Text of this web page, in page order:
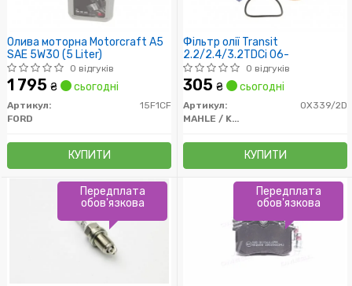
Олива моторна Motorcraft A5
SAE 5W30 (5 Liter)
0 відгуків
1 795 ₴ сьогодні
Артикул:
15F1CF
FORD
КУПИТИ
Фільтр олії Transit
2.2/2.4/3.2TDCi 06-
0 відгуків
305 ₴ сьогодні
Артикул:
OX339/2D
MAHLE / KNECHT
КУПИТИ
Передплата
обов'язкова
Передплата
обов'язкова